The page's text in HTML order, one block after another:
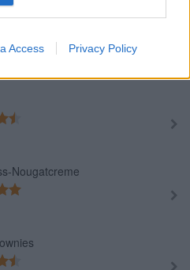
Access Privacy Policy
Nougatcreme